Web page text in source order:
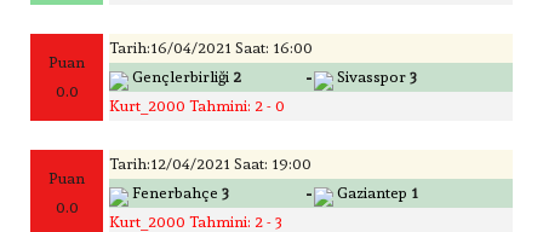
Puan
0.0
Tarih:16/04/2021 Saat: 16:00
Gençlerbirliği 2 - Sivasspor 3
Kurt_2000 Tahmini: 2 - 0
Puan
0.0
Tarih:12/04/2021 Saat: 19:00
Fenerbahçe 3 - Gaziantep 1
Kurt_2000 Tahmini: 2 - 3